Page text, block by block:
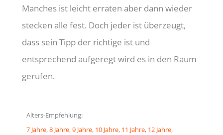
Manches ist leicht erraten aber dann wieder
stecken alle fest. Doch jeder ist überzeugt,
dass sein Tipp der richtige ist und
entsprechend aufgeregt wird es in den Raum
gerufen.
Alters-Empfehlung:
7 Jahre, 8 Jahre, 9 Jahre, 10 Jahre, 11 Jahre, 12 Jahre,